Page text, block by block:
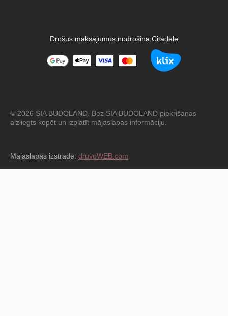
Drošus maksājumus nodrošina Citadele
© 2026 SIA BUDOLAND. Bez SIA BUDOLAND piekrišanas
aizliegts kopēt un izplatīt mājaslapas informāciju.
Mājaslapas izstrāde: druvoWEB.com